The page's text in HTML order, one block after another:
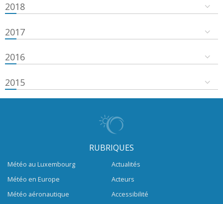
2018
2017
2016
2015
RUBRIQUES
Météo au Luxembourg
Météo en Europe
Météo aéronautique
Actualités
Acteurs
Accessibilité